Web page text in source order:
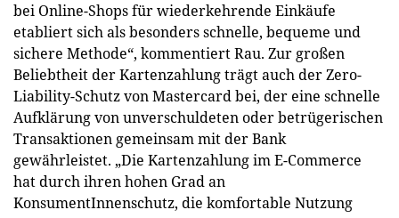
bei Online-Shops für wiederkehrende Einkäufe
etabliert sich als besonders schnelle, bequeme und
sichere Methode“, kommentiert Rau. Zur großen
Beliebtheit der Kartenzahlung trägt auch der Zero-
Liability-Schutz von Mastercard bei, der eine schnelle
Aufklärung von unverschuldeten oder betrügerischen
Transaktionen gemeinsam mit der Bank
gewährleistet. „Die Kartenzahlung im E-Commerce
hat durch ihren hohen Grad an
KonsumentInnenschutz, die komfortable Nutzung